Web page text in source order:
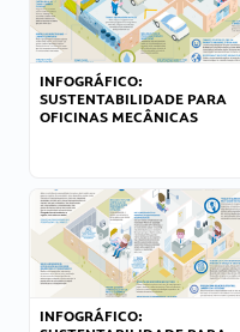
INFOGRÁFICO:
SUSTENTABILIDADE PARA
OFICINAS MECÂNICAS
INFOGRÁFICO: